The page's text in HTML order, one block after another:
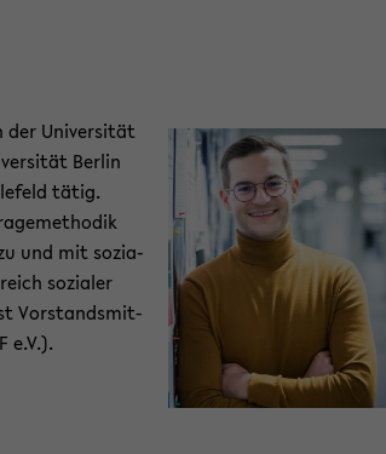
der Uni­ver­si­tät
Ber­lin
tätig.
und mit so­zia­
so­zia­ler
Vor­stands­mit­
e.V.).